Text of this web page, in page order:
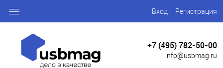
Вход Регистрация
+7 (495) 782-50-00
info@usbmag.ru